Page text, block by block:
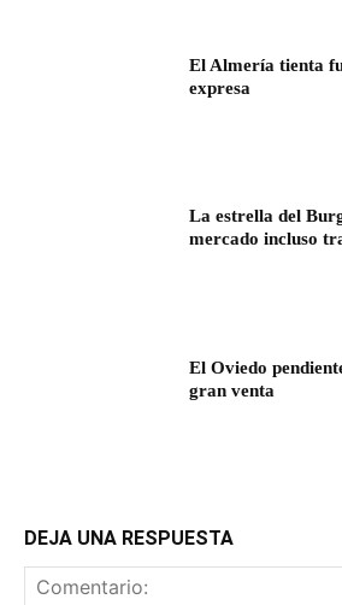
El Almería tienta
expresa
La estrella del
mercado incluso
El Oviedo
gran venta
DEJA UNA RESPUESTA